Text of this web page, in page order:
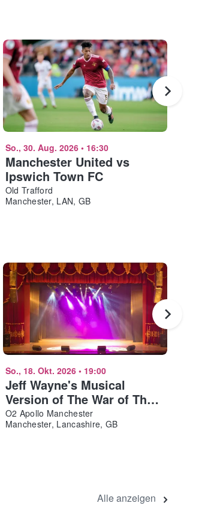
So., 30. Aug. 2026• 16:30
Manchester United vs
Ipswich Town FC
Old Trafford
Manchester, LAN, GB
So., 18. Okt. 2026• 19:00
Jeff Wayne's Musical
Version of The War of The
Worlds Manchester
O2 Apollo Manchester
Manchester, Lancashire, GB
Alle anzeigen